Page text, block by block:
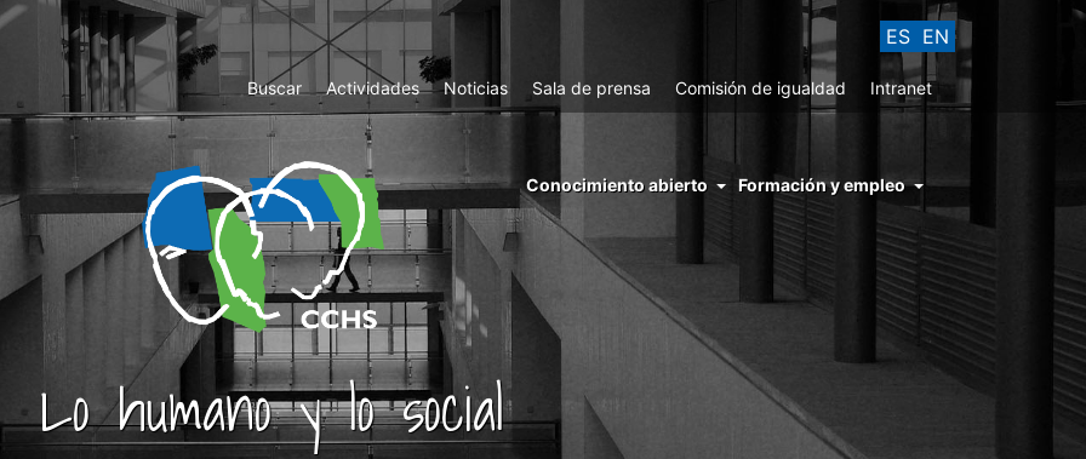
ES EN
Top
Menu
Buscar Actividades Noticias Sala de prensa Comisión de igualdad Intranet
menu
right
cchs
conocimiento
abierto
Conocimiento abierto Formación y empleo
Lo humano y lo social